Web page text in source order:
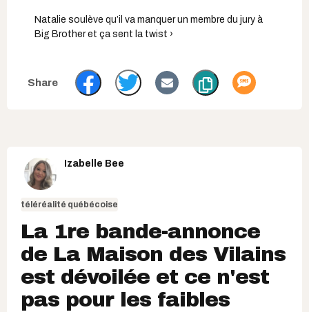
Natalie soulève qu’il va manquer un membre du jury à
Big Brother et ça sent la twist ›
Izabelle Bee
téléréalité québécoise
La 1re bande-annonce
de La Maison des Vilains
est dévoilée et ce n'est
pas pour les faibles